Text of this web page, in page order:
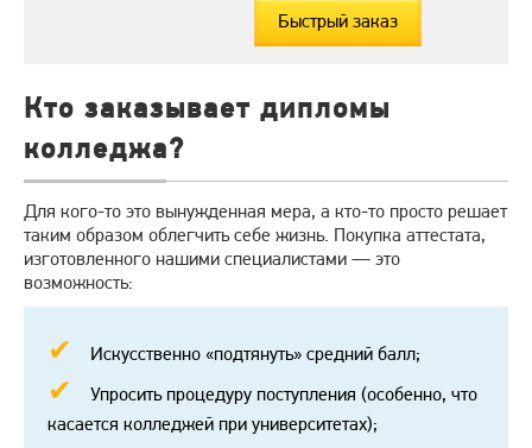
Быстрый заказ
Кто заказывает дипломы
колледжа?
Для кого-то это вынужденная мера, а кто-то просто решает
таким образом облегчить себе жизнь. Покупка аттестата,
изготовленного нашими специалистами — это
возможность:
Искусственно «подтянуть» средний балл;
Упросить процедуру поступления (особенно, что
касается колледжей при университетах);